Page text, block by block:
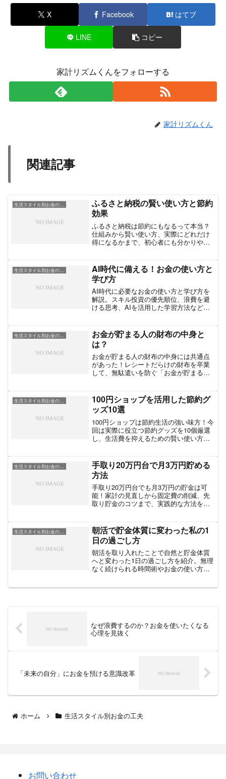
X Facebook はてブ
LINE コピー
家計リズムくんをフォローする
家計リズムくん
関連記事
生活スタイル別お金の工夫
ふるさと納税の賢い使い方と節約
効果
ふるさと納税は節約にもなるって本当？
仕組みから賢い使い方、実際にどれだけ
得になるかまで、初心者にも分かりやす
生活スタイル別お金の工夫
AI時代に備える！お金の使い方と
学び方
AI時代に必要なお金の使い方と学び方を
解説。スキル投資の優先順位、浪費を避
ける思考、AIを活用した学習方法など、
生活スタイル別お金の工夫
お金が貯まる人の財布の中身と
は？
お金が貯まる人の財布の中身には共通点
があった！レシートだらけの財布を卒業
して、無駄遣いを防ぐ「お金が貯まる財
生活スタイル別お金の工夫
100円ショップを活用した節約グ
ッズ10選
100円ショップは節約生活の強い味方！今
回は実際に役立つ節約グッズを10個厳選
し、生活費を抑えるための賢い使い方と
生活スタイル別お金の工夫
手取り20万円台で月3万円貯める
方法
手取り20万円台でも月3万円の貯金は可
能！家計の見直しから固定費の削減、先
取り貯金のコツまで、実践的な方法をわ
生活スタイル別お金の工夫
朝活で貯金体質に変わった私の1
日の過ごし方
朝活を取り入れたことで自然と貯金体質
へと変わった1日の過ごし方を紹介。無理
なく続けられる時間術やお金の使い方の
なぜ浪費するのか？お金を使いたくなる
心理を見抜く
「未来の自分」にお金を預ける意識改革
ホーム 生活スタイル別お金の工夫
お問い合わせ